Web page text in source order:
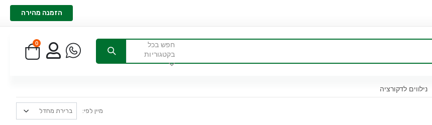
הזמנה מהירה
חפש בכל
בקטגוריות
0
נילווים לדקורציה
מיין לפי: